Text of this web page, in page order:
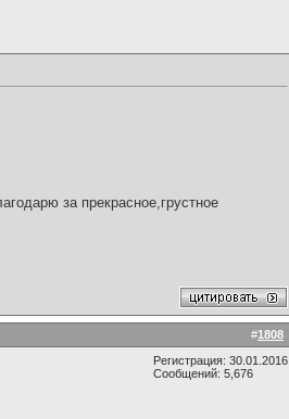
за прекрасное,грустное
#1808
Регистрация: 30.01.2016
Сообщений: 5,676